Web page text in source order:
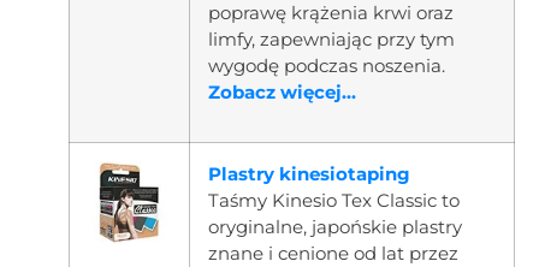
poprawę krążenia krwi oraz
limfy, zapewniając przy tym
wygodę podczas noszenia.
Zobacz więcej...
Plastry kinesiotaping
Taśmy Kinesio Tex Classic to
oryginalne, japońskie plastry
znane i cenione od lat przez